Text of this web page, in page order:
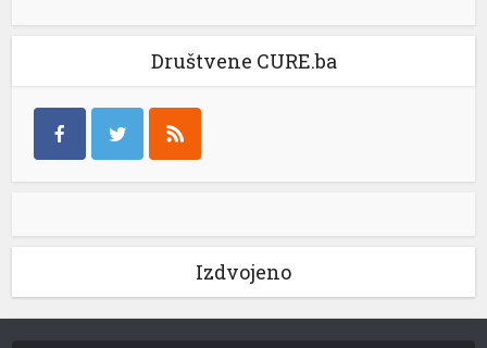
Društvene CURE.ba
Izdvojeno